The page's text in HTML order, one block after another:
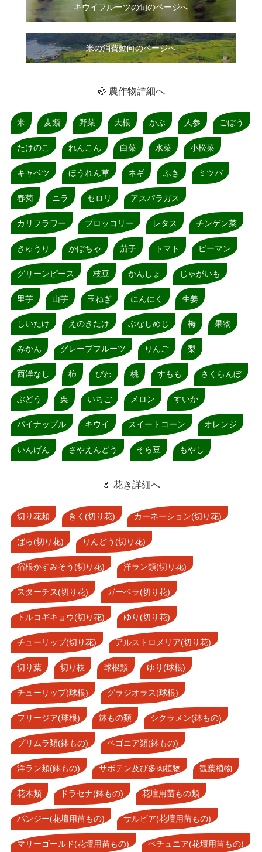
キウイフルーツの旬のページへ
米の消費動向のページへ
🍃 農作物詳細へ
米 麦類 野菜 大根 かぶ 人参 ごぼう
たけのこ れんこん 白菜 水菜 小松菜
キャベツ ほうれん草 ネギ ふき ミツバ
春菊 ニラ セロリ アスパラガス
カリフラワー ブロッコリー レタス チンゲン菜
きゅうり かぼちゃ 茄子 トマト ピーマン
グリーンピース 枝豆 かんしょ じゃがいも
里芋 山芋 玉ねぎ にんにく 生姜
しいたけ えのきたけ ぶなしめじ 梅 果物
みかん グレープフルーツ りんご 梨
西洋なし 柿 びわ 桃 すもも さくらんぼ
ぶどう 栗 いちご メロン すいか
パイナップル キウイ スイートコーン オレンジ
いんげん さやえんどう そら豆 もやし
🌷 花き詳細へ
切り花類 きく(切り花) カーネーション(切り花)
ばら(切り花) りんどう(切り花)
宿根かすみそう(切り花) 洋ラン類(切り花)
スターチス(切り花) ガーベラ(切り花)
トルコギキョウ(切り花) ゆり(切り花)
チューリップ(切り花) アルストロメリア(切り花)
切り葉 切り枝 球根類 ゆり(球根)
チューリップ(球根) グラジオラス(球根)
フリージア(球根) 鉢もの類 シクラメン(鉢もの)
プリムラ類(鉢もの) ベゴニア類(鉢もの)
洋ラン類(鉢もの) サボテン及び多肉植物 観葉植物
花木類 ドラセナ(鉢もの) 花壇用苗もの類
パンジー(花壇用苗もの) サルビア(花壇用苗もの)
マリーゴールド(花壇用苗もの) ペチュニア(花壇用苗もの)